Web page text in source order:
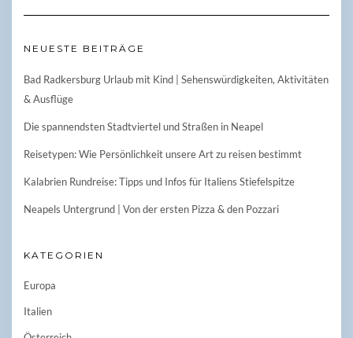
NEUESTE BEITRÄGE
Bad Radkersburg Urlaub mit Kind | Sehenswürdigkeiten, Aktivitäten
& Ausflüge
Die spannendsten Stadtviertel und Straßen in Neapel
Reisetypen: Wie Persönlichkeit unsere Art zu reisen bestimmt
Kalabrien Rundreise: Tipps und Infos für Italiens Stiefelspitze
Neapels Untergrund | Von der ersten Pizza & den Pozzari
KATEGORIEN
Europa
Italien